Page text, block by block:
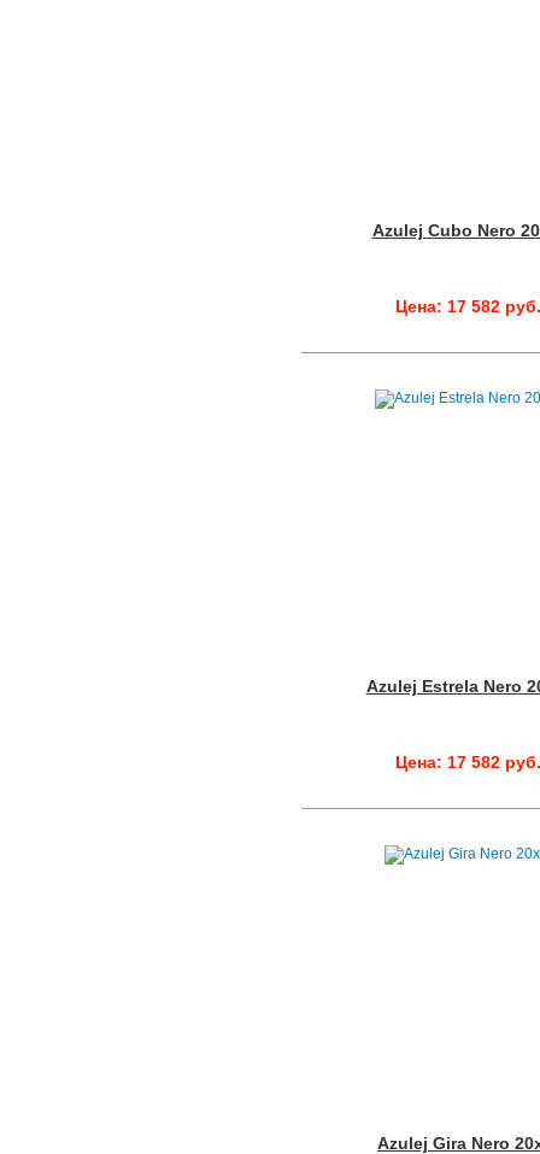
Azulej Cubo Nero
Цена: 17 582 руб.
Azulej Estrela Nero
Цена: 17 582 руб.
Azulej Gira Nero